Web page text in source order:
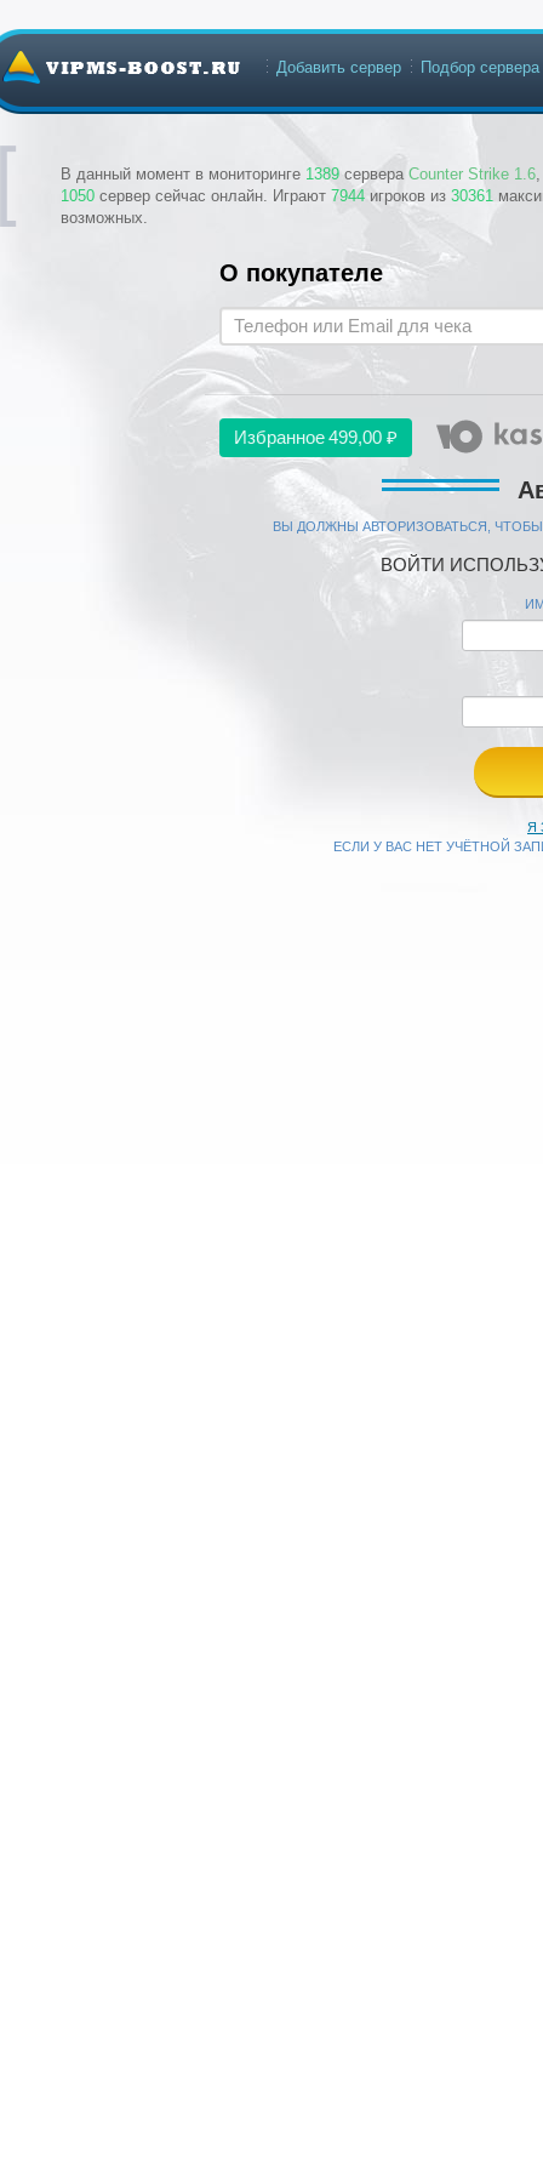
В данный момент в мониторинге 1389 сервера Counter Strike 1.6
1050 сервер сейчас онлайн. Играют 7944 игроков из 30361
возможных.
Добавить сервер Подбор сервера
О покупателе
Избранное499,00 ₽
ВЫ ДОЛЖНЫ АВТОРИЗОВАТЬСЯ,
ВОЙТИ
Я
ЕСЛИ У ВАС НЕТ УЧЁТНОЙ